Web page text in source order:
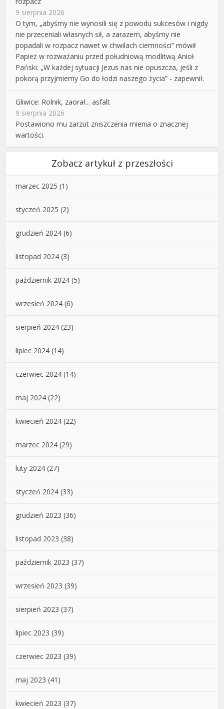
9 sierpnia 2026
O tym, „abyśmy nie wynosili się z powodu sukcesów i nigdy
nie przeceniali własnych sił, a zarazem, abyśmy nie
popadali w rozpacz nawet w chwilach ciemności” mówił
Papież w rozważaniu przed południową modlitwą Anioł
Pański. „W każdej sytuacji Jezus nas nie opuszcza, jeśli z
pokorą przyjmiemy Go do łodzi naszego życia” - zapewnił.
Gliwice: Rolnik, zaorał... asfalt
9 sierpnia 2026
Postawiono mu zarzut zniszczenia mienia o znacznej
wartości.
Zobacz artykuł z przeszłości
marzec 2025 (1)
styczeń 2025 (2)
grudzień 2024 (6)
listopad 2024 (3)
październik 2024 (5)
wrzesień 2024 (6)
sierpień 2024 (23)
lipiec 2024 (14)
czerwiec 2024 (14)
maj 2024 (22)
kwiecień 2024 (22)
marzec 2024 (29)
luty 2024 (27)
styczeń 2024 (33)
grudzień 2023 (36)
listopad 2023 (38)
październik 2023 (37)
wrzesień 2023 (39)
sierpień 2023 (37)
lipiec 2023 (39)
czerwiec 2023 (39)
maj 2023 (41)
kwiecień 2023 (37)